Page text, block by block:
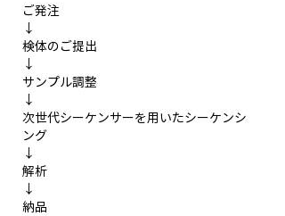
ご発注
↓
検体のご提出
↓
サンプル調整
↓
次世代シーケンサーを用いたシーケンシ
ング
↓
解析
↓
納品